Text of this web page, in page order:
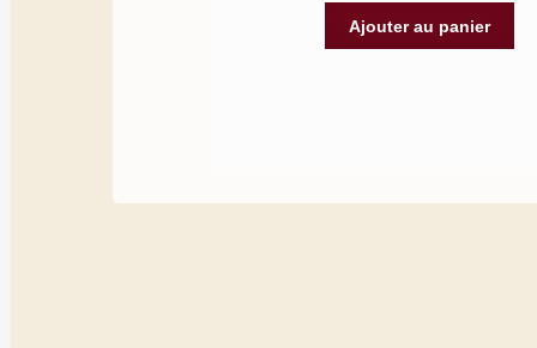
Ajouter au panier